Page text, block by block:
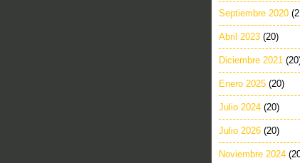
Septiembre 2020
Abril 2023 (20)
Diciembre 2021
Enero 2025 (20)
Julio 2024 (20)
Julio 2026 (20)
Noviembre 2024